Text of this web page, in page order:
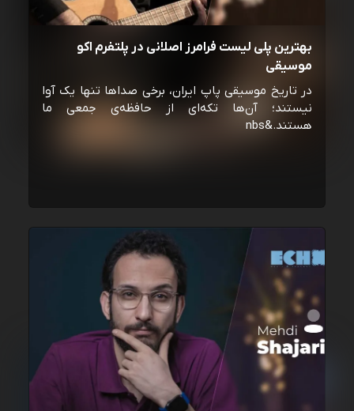
بهترین پلی لیست فرامرز اصلانی در پلتفرم اکو
موسیقی
در تاریخ موسیقی پاپ ایران، برخی صداها تنها یک آوا
نیستند؛ آن‌ها تکه‌ای از حافظه‌ی جمعی ما
هستند.&nbs